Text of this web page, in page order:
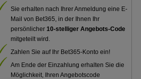
Sie erhalten nach Ihrer Anmeldung eine E-
Mail von Bet365, in der Ihnen Ihr
persönlicher10-stelliger Angebots-Code
mitgeteilt wird.
Zahlen Sie auf Ihr Bet365-Konto ein!
Am Ende der Einzahlung erhalten Sie die
Möglichkeit, Ihren Angebotscode